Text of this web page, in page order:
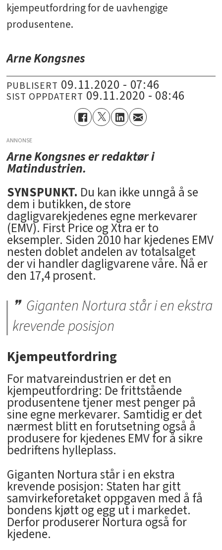
kjempeutfordring for de uavhengige
produsentene.
Arne Kongsnes
PUBLISERT 09.11.2020 - 07:46
SIST OPPDATERT 09.11.2020 - 08:46
ANNONSE
Arne Kongsnes er redaktør i
Matindustrien.
SYNSPUNKT. Du kan ikke unngå å se
dem i butikken, de store
dagligvarekjedenes egne merkevarer
(EMV). First Price og Xtra er to
eksempler. Siden 2010 har kjedenes EMV
nesten doblet andelen av totalsalget
der vi handler dagligvarene våre. Nå er
den 17,4 prosent.
Giganten Nortura står i en ekstra
krevende posisjon
Kjempeutfordring
For matvareindustrien er det en
kjempeutfordring: De frittstående
produsentene tjener mest penger på
sine egne merkevarer. Samtidig er det
nærmest blitt en forutsetning også å
produsere for kjedenes EMV for å sikre
bedriftens hylleplass.
Giganten Nortura står i en ekstra
krevende posisjon: Staten har gitt
samvirkeforetaket oppgaven med å få
bondens kjøtt og egg ut i markedet.
Derfor produserer Nortura også for
kjedene.